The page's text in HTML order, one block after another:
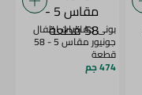
بونى حفاضات اطفال
جونيور مقاس 5 - 58
قطعة
474 جم